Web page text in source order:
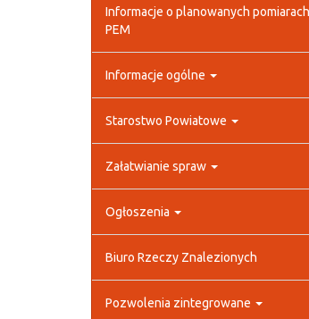
Informacje o planowanych pomiarach
PEM
Informacje ogólne
Starostwo Powiatowe
Załatwianie spraw
Ogłoszenia
Biuro Rzeczy Znalezionych
Pozwolenia zintegrowane